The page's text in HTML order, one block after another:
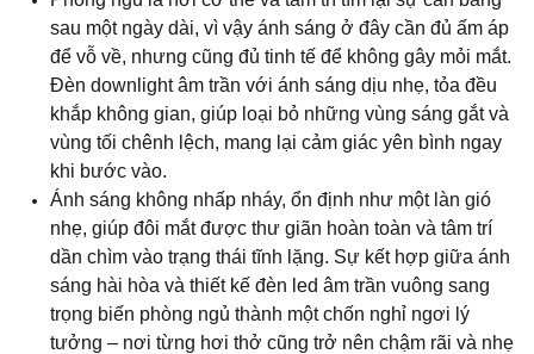
sau một ngày dài, vì vậy ánh sáng ở đây cần đủ ấm áp
để vỗ về, nhưng cũng đủ tinh tế để không gây mỏi mắt.
Đèn downlight âm trần với ánh sáng dịu nhẹ, tỏa đều
khắp không gian, giúp loại bỏ những vùng sáng gắt và
vùng tối chênh lệch, mang lại cảm giác yên bình ngay
khi bước vào.
Ánh sáng không nhấp nháy, ổn định như một làn gió
nhẹ, giúp đôi mắt được thư giãn hoàn toàn và tâm trí
dần chìm vào trạng thái tĩnh lặng. Sự kết hợp giữa ánh
sáng hài hòa và thiết kế đèn led âm trần vuông sang
trọng biến phòng ngủ thành một chốn nghỉ ngơi lý
tưởng – nơi từng hơi thở cũng trở nên chậm rãi và nhẹ